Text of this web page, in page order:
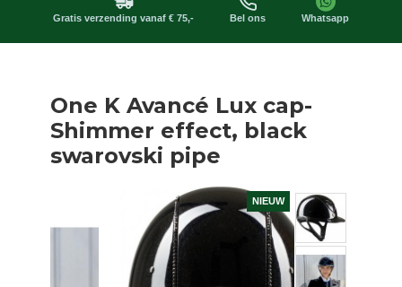
Gratis verzending vanaf € 75,- Bel ons Whatsapp
One K Avancé Lux cap-
Shimmer effect, black
swarovski pipe
NIEUW